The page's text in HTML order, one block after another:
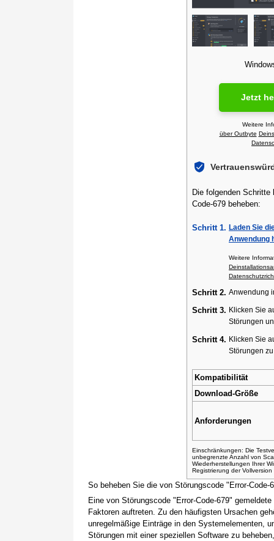
So beheben Sie die von Störungscode "Error-Code-
Eine von Störungscode "Error-Code-679"
Faktoren auftreten. Zu den häufigsten Ursachen
unregelmäßige Einträge in den Systemelementen,
Störungen mit einer speziellen Software zu
Jetzt
Weitere
über Outbyte
Die folgenden Schritte
Code-679 beheben:
Schritt 1. Laden Sie
Anwendung
Weitere
Schritt 2. Anwendung
Schritt 3. Klicken Sie
Störungen
Schritt 4. Klicken Sie
Störungen
Kompatibilität
Download-Größe
Anforderungen
Einschränkungen: Die
unbegrenzte Anzahl von
Wiederherstellungen Ihrer
Registrierung der